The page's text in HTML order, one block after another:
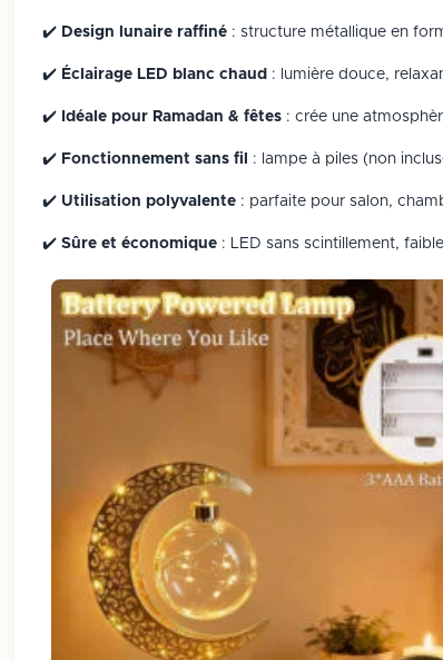
✔️ Design lunaire raffiné : structure métallique en
✔️ Éclairage LED blanc chaud : lumière douce,
✔️ Idéale pour Ramadan & fêtes : crée une
✔️ Fonctionnement sans fil : lampe à piles (non
✔️ Utilisation polyvalente : parfaite pour salon,
✔️ Sûre et économique : LED sans scintillement,